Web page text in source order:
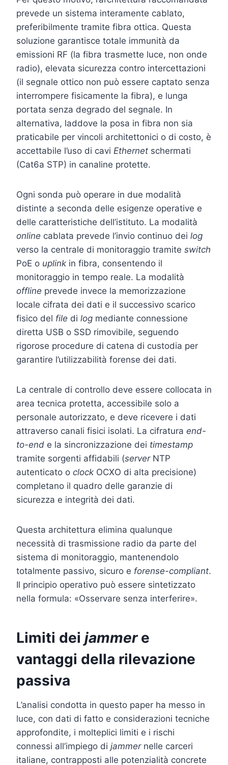
prevede un sistema interamente cablato,
preferibilmente tramite fibra ottica. Questa
soluzione garantisce totale immunità da
emissioni RF (la fibra trasmette luce, non onde
radio), elevata sicurezza contro intercettazioni
(il segnale ottico non può essere captato senza
interrompere fisicamente la fibra), e lunga
portata senza degrado del segnale. In
alternativa, laddove la posa in fibra non sia
praticabile per vincoli architettonici o di costo, è
accettabile l’uso di cavi Ethernet schermati
(Cat6a STP) in canaline protette.
Ogni sonda può operare in due modalità
distinte a seconda delle esigenze operative e
delle caratteristiche dell’istituto. La modalità
online cablata prevede l’invio continuo dei log
verso la centrale di monitoraggio tramite switch
PoE o uplink in fibra, consentendo il
monitoraggio in tempo reale. La modalità
offline prevede invece la memorizzazione
locale cifrata dei dati e il successivo scarico
fisico del file di log mediante connessione
diretta USB o SSD rimovibile, seguendo
rigorose procedure di catena di custodia per
garantire l’utilizzabilità forense dei dati.
La centrale di controllo deve essere collocata in
area tecnica protetta, accessibile solo a
personale autorizzato, e deve ricevere i dati
attraverso canali fisici isolati. La cifratura end-
to-end e la sincronizzazione dei timestamp
tramite sorgenti affidabili (serverNTP
autenticato o clock OCXO di alta precisione)
completano il quadro delle garanzie di
sicurezza e integrità dei dati.
Questa architettura elimina qualunque
necessità di trasmissione radio da parte del
sistema di monitoraggio, mantenendolo
totalmente passivo, sicuro e forense-compliant.
Il principio operativo può essere sintetizzato
nella formula: «Osservare senza interferire».
Limiti dei jammere
vantaggi della rilevazione
passiva
L’analisi condotta in questo paper ha messo in
luce, con dati di fatto e considerazioni tecniche
approfondite, i molteplici limiti e i rischi
connessi all’impiego di jammernelle carceri
italiane, contrapposti alle potenzialità concrete